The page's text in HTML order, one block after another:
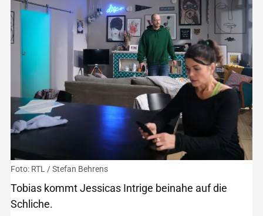
Foto: RTL / Stefan Behrens
Tobias kommt Jessicas Intrige beinahe auf die
Schliche.